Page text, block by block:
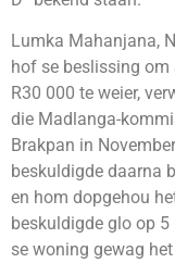
Lumka Mahanjana,
hof se beslissing
R30 000 te weier,
die Madlanga-
Brakpan in
beskuldigde daarna
en hom dopgehou
beskuldigde glo op 5
se woning gewag